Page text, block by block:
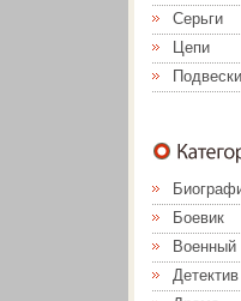
Серьги
Цепи
Подвески
Боевик
Военный
Детектив